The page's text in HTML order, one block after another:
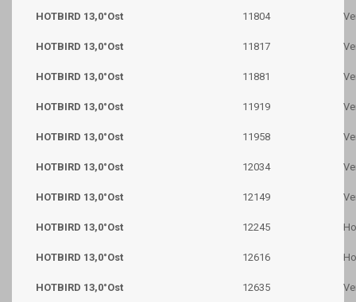
HOTBIRD 13,0°Ost 11804
HOTBIRD 13,0°Ost 11817
HOTBIRD 13,0°Ost 11881
HOTBIRD 13,0°Ost 11919
HOTBIRD 13,0°Ost 11958
HOTBIRD 13,0°Ost 12034
HOTBIRD 13,0°Ost 12149
HOTBIRD 13,0°Ost 12245
HOTBIRD 13,0°Ost 12616
HOTBIRD 13,0°Ost 12635